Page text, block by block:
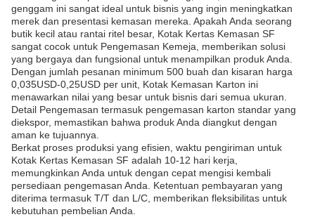
genggam ini sangat ideal untuk bisnis yang ingin meningkatkan
merek dan presentasi kemasan mereka. Apakah Anda seorang
butik kecil atau rantai ritel besar, Kotak Kertas Kemasan SF
sangat cocok untuk Pengemasan Kemeja, memberikan solusi
yang bergaya dan fungsional untuk menampilkan produk Anda.
Dengan jumlah pesanan minimum 500 buah dan kisaran harga
0,035USD-0,25USD per unit, Kotak Kemasan Karton ini
menawarkan nilai yang besar untuk bisnis dari semua ukuran.
Detail Pengemasan termasuk pengemasan karton standar yang
diekspor, memastikan bahwa produk Anda diangkut dengan
aman ke tujuannya.
Berkat proses produksi yang efisien, waktu pengiriman untuk
Kotak Kertas Kemasan SF adalah 10-12 hari kerja,
memungkinkan Anda untuk dengan cepat mengisi kembali
persediaan pengemasan Anda. Ketentuan pembayaran yang
diterima termasuk T/T dan L/C, memberikan fleksibilitas untuk
kebutuhan pembelian Anda.